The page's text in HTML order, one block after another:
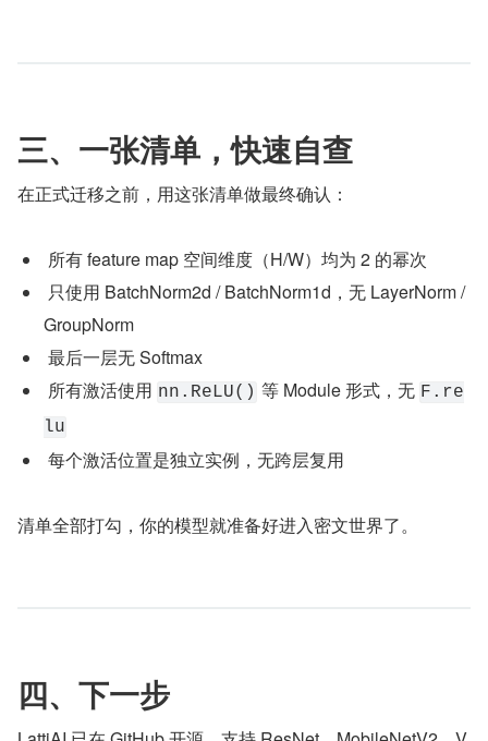
三、一张清单，快速自查
在正式迁移之前，用这张清单做最终确认：
所有 feature map 空间维度（H/W）均为 2 的幂次
只使用 BatchNorm2d / BatchNorm1d，无 LayerNorm /
GroupNorm
最后一层无 Softmax
所有激活使用 nn.ReLU() 等 Module 形式，无 F.re
lu
每个激活位置是独立实例，无跨层复用
清单全部打勾，你的模型就准备好进入密文世界了。
四、下一步